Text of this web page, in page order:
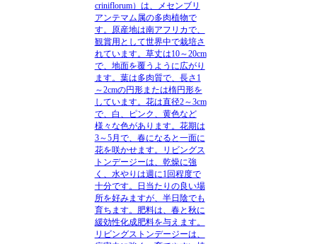
criniflorum）は、メセンブリ
アンテマム属の多肉植物で
す。原産地は南アフリカで、
観賞用として世界中で栽培さ
れています。草丈は10～20cm
で、地面を覆うように広がり
ます。葉は多肉質で、長さ1
～2cmの円形または楕円形を
しています。花は直径2～3cm
で、白、ピンク、黄色など
様々な色があります。花期は
3～5月で、春になると一面に
花を咲かせます。リビングス
トンデージーは、乾燥に強
く、水やりは週に1回程度で
十分です。日当たりの良い場
所を好みますが、半日陰でも
育ちます。肥料は、春と秋に
緩効性化成肥料を与えます。
リビングストンデージーは、